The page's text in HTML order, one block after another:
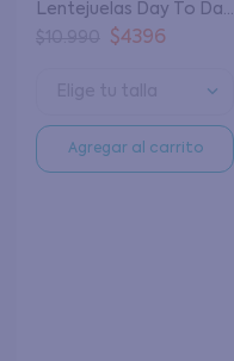
Lentejuelas Day To Day
Junior Niña Magenta 8 a
$4396
Agregar al carrito